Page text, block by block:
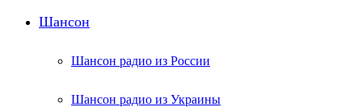
Шансон
Шансон радио из России
Шансон радио из Украины